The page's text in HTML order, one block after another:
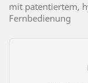
mit patentiertem,
Fernbedienung